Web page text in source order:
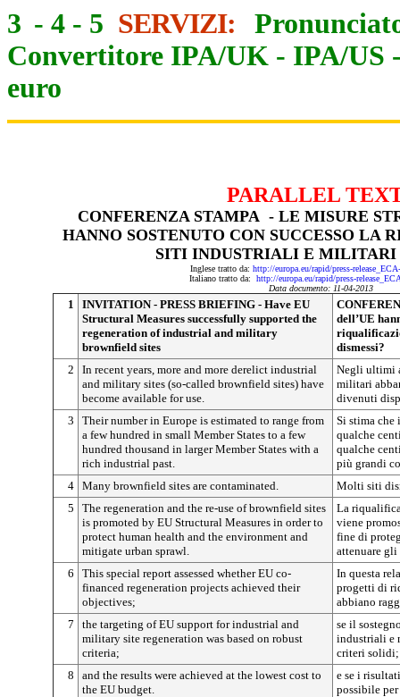
3 - 4 - 5 SERVIZI:
Convertitore IPA/UK - IPA/US
euro
PARALLEL
CONFERENZA STAMPA - LE MISURE
HANNO SOSTENUTO CON SUCCESSO LA
SITI INDUSTRIALI E MILITARI
Inglese tratto da: http://europa.eu/rapid/press-
Italiano tratto da: http://europa.eu/rapid/press-
Data documento: 11-04-2013
1
INVITATION - PRESS BRIEFING - Have EU
Structural Measures successfully supported the
regeneration of industrial and military
brownfield sites
dell’UE
dismessi?
2
In recent years, more and more derelict industrial
and military sites (so-called brownfield sites) have
become available for use.
Negli ultimi
militari
divenuti
3
Their number in Europe is estimated to range from
a few hundred in small Member States to a few
hundred thousand in larger Member States with a
rich industrial past.
Si stima che
qualche
qualche
più grandi
4 Many brownfield sites are contaminated.
Molti siti
5
The regeneration and the re-use of brownfield sites
is promoted by EU Structural Measures in order to
protect human health and the environment and
mitigate urban sprawl.
La
viene
fine di
attenuare gli
6
This special report assessed whether EU co-
financed regeneration projects achieved their
objectives;
In questa
progetti di
abbiano
7
the targeting of EU support for industrial and
military site regeneration was based on robust
criteria;
se il
industriali e
criteri solidi;
8
and the results were achieved at the lowest cost to
the EU budget.
e se i
possibile